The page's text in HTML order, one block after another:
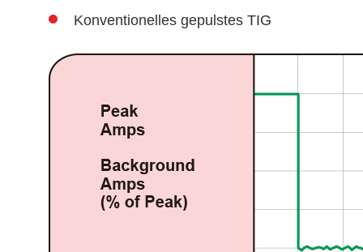
Konventionelles gepulstes TIG